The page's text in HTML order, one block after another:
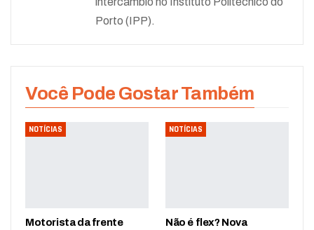
Porto (IPP).
Você Pode Gostar Também
NOTÍCIAS
Motorista da frente
NOTÍCIAS
Não é flex? Nova